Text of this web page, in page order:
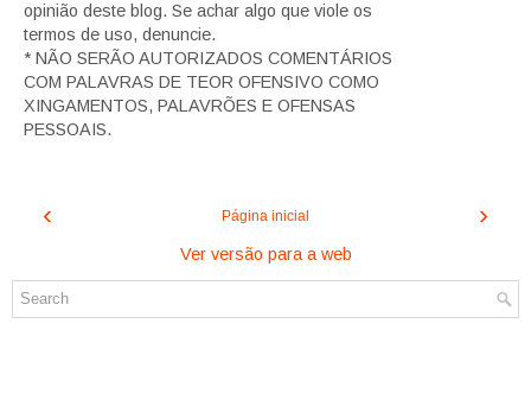
opinião deste blog. Se achar algo que viole os
termos de uso, denuncie.
* NÃO SERÃO AUTORIZADOS COMENTÁRIOS
COM PALAVRAS DE TEOR OFENSIVO COMO
XINGAMENTOS, PALAVRÕES E OFENSAS
PESSOAIS.
‹ ›
Página inicial
Ver versão para a web